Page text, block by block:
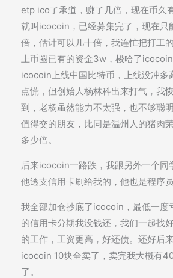
etp ico了承道，赚了几倍，现在币久
就叫icocoin，已经募集完了，现在只
倍，估计可以几十倍，我连忙把打工
上币圈已有的资金3w，梭哈了
icocoin上线中国比特币，上线没冲多
点慌，但创始人杨林科出来打气，我
到，老杨虽然能力不太强，也不够聪
值得交的朋友，比同是温州人的猪肉
多少倍。
后来icocoin一路跌，我跟另外一个同
他透支信用卡刷给我的，他也是程序员
我全部加仓抄底了icocoin，最低一度
的信用卡分期我没钱还，我们一起找
的工作，工资更高，好还债。还好后
icocoin 10块全卖了，卖完我大概有
了。